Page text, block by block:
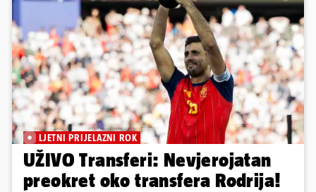
LJETNI PRIJELAZNI ROK
UŽIVO Transferi: Nevjerojatan
preokret oko transfera Rodrija!